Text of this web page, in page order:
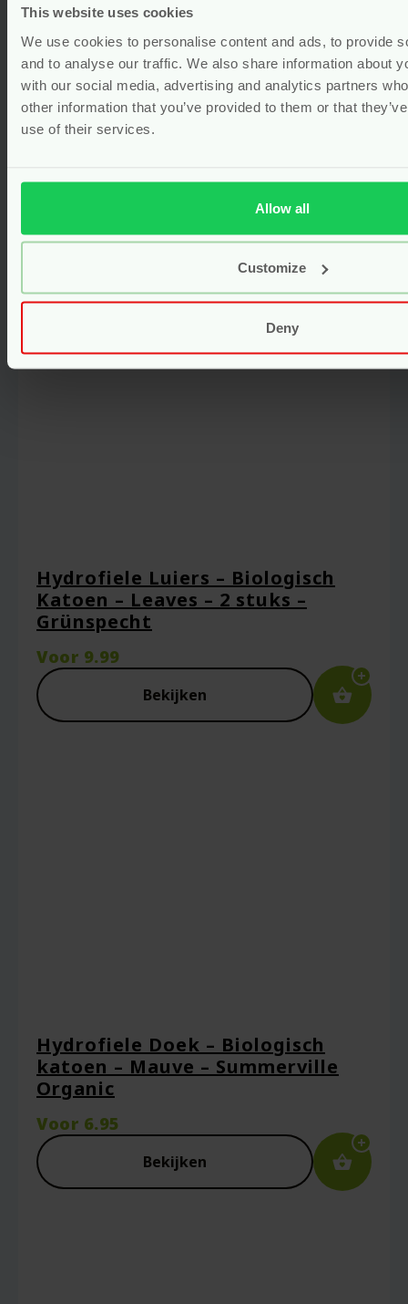
This website uses cookies
We use cookies to personalise content and ads, to provide
and to analyse our traffic. We also share information about
with our social media, advertising and analytics partners
other information that you’ve provided to them or that
use of their services.
Allow all
Customize
Deny
Hydrofiele Luiers – Biologisch
Katoen – Sea Animals – 2 stuks –
Voor9.99
Hydrofiele Luiers – Biologisch
Katoen – Leaves – 2 stuks –
Grünspecht
Voor 9.99
Bekijken
Hydrofiele Doek – Biologisch
katoen – Mauve – Summerville
Organic
Voor 6.95
Bekijken